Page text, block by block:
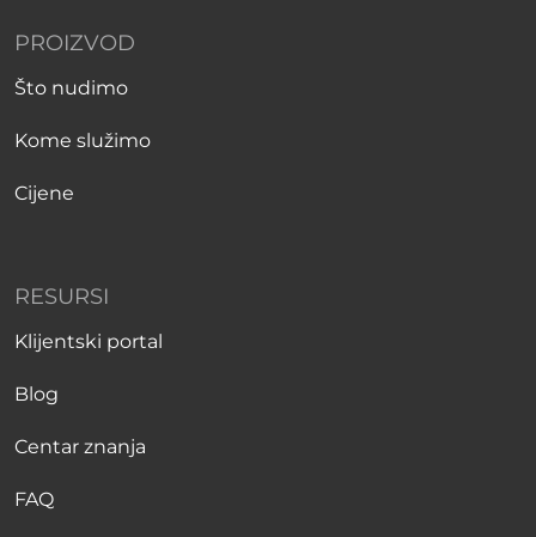
PROIZVOD
Što nudimo
Kome služimo
Cijene
RESURSI
Klijentski portal
Blog
Centar znanja
FAQ